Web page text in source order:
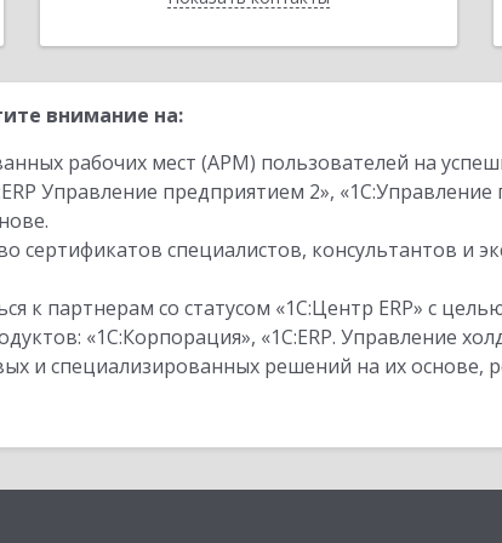
внимание на:
рабочих мест (АРМ) пользователей на
Управление предприятием 2»,
сертификатов специалистов, консультантов и
к партнерам со статусом «1С:Центр ERP» с
«1С:Корпорация», «1С:ERP. Управление
и специализированных решений на их основе,